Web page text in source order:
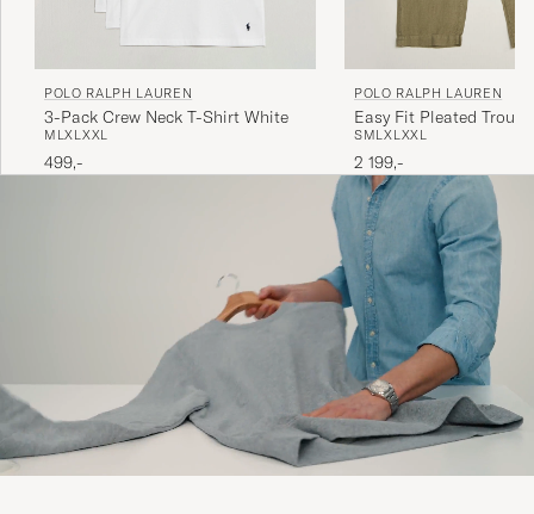
POLO RALPH LAUREN
3-Pack Crew Neck T-Shirt White
M LXLXXL
499,-
POLO RALPH LAUREN
Easy Fit Pleated
Green
SMLXLXXL
2 199,-